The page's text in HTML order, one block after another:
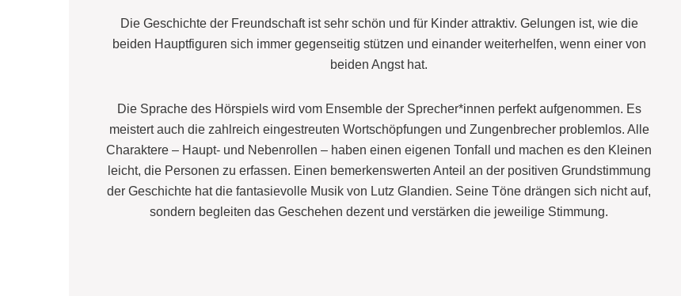
Die Geschichte der Freundschaft ist sehr schön und für Kinder attraktiv. Gelungen ist, wie die
beiden Hauptfiguren sich immer gegenseitig stützen und einander weiterhelfen, wenn einer von
beiden Angst hat.
Die Sprache des Hörspiels wird vom Ensemble der Sprecher*innen perfekt aufgenommen. Es
meistert auch die zahlreich eingestreuten Wortschöpfungen und Zungenbrecher problemlos. Alle
Charaktere – Haupt- und Nebenrollen – haben einen eigenen Tonfall und machen es den Kleinen
leicht, die Personen zu erfassen. Einen bemerkenswerten Anteil an der positiven Grundstimmung
der Geschichte hat die fantasievolle Musik von Lutz Glandien. Seine Töne drängen sich nicht auf,
sondern begleiten das Geschehen dezent und verstärken die jeweilige Stimmung.